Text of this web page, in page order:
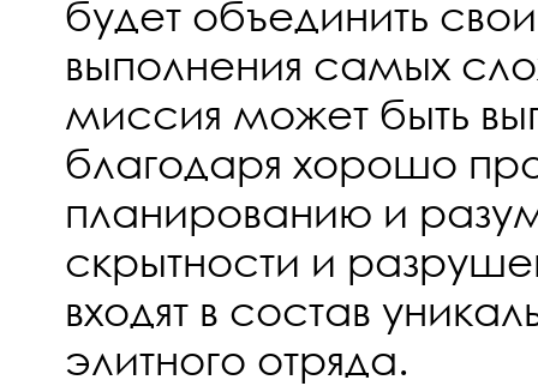
будет объединить
выполнения самых
миссия может быть
благодаря хорошо
планированию и
скрытности и
входят в состав
элитного отряда.